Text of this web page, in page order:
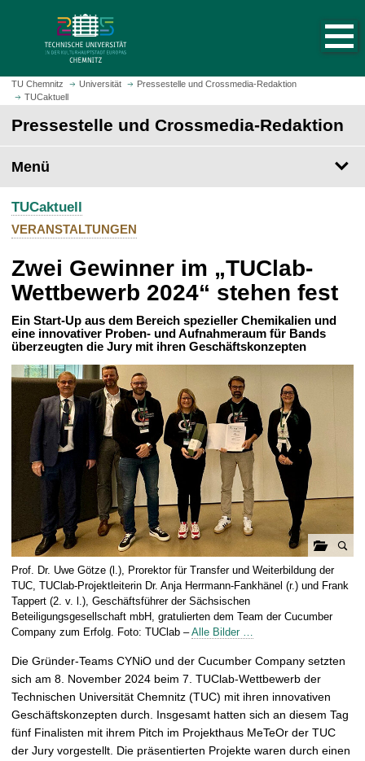
m
H
t
s
i
e
a
u
f
r
u
f
e
TU Chemnitz Universität
Pressestelle und Crossmedia-Redaktion
TUCaktuell
Pressestelle und Crossmedia-Redaktion
Menü
TUCaktuell
VERANSTALTUNGEN
Zwei Gewinner im „TUClab-
Wettbewerb 2024“ stehen fest
Ein Start-Up aus dem Bereich spezieller Chemikalien und
eine innovativer Proben- und Aufnahmeraum für Bands
überzeugten die Jury mit ihren Geschäftskonzepten
G
a
l
e
r
i
e
f
Prof. Dr. Uwe Götze (l.), Prorektor für Transfer und Weiterbildung der
TUC, TUClab-Projektleiterin Dr. Anja Herrmann-Fankhänel (r.) und Frank
Tappert (2. v. l.), Geschäftsführer der Sächsischen
Beteiligungsgesellschaft mbH, gratulierten dem Team der Cucumber
Company zum Erfolg. Foto: TUClab –Alle Bilder …
Die Gründer-Teams CYNiO und der Cucumber Company setzten
sich am 8. November 2024 beim 7. TUClab-Wettbewerb der
Technischen Universität Chemnitz (TUC) mit ihren innovativen
Geschäftskonzepten durch. Insgesamt hatten sich an diesem Tag
fünf Finalisten mit ihrem Pitch im Projekthaus MeTeOr der TUC
der Jury vorgestellt. Die präsentierten Projekte waren durch einen